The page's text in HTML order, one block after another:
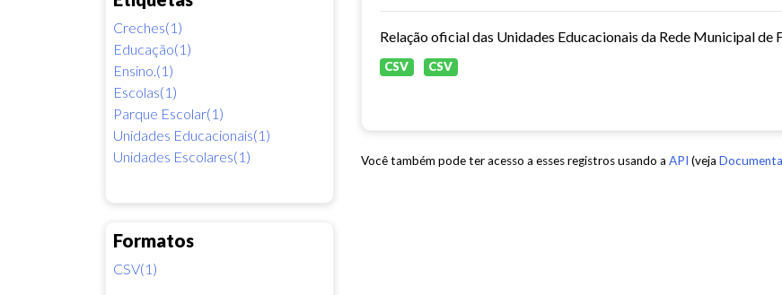
Creches(1)
Educação(1)
Ensino.(1)
Escolas(1)
Parque Escolar(1)
Unidades Educacionais(1)
Unidades Escolares(1)
Formatos
CSV(1)
Relação oficial das Unidades Educacionais da Rede Municipal de
CSV CSV
Você também pode ter acesso a esses registros usando a API (veja